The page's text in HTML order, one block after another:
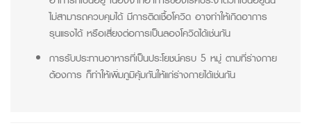
ไม่สามารถควบคุมได้ มีการติดเชื้อโควิด อาจทำให้เกิดอาการ
รุนแรงได้ หรือเสี่ยงต่อการเป็นลองโควิดได้เช่นกัน
การรับประทานอาหารที่เป็นประโยชน์ครบ 5 หมู่ ตามที่ร่างกาย
ต้องการ ก็ทำให้เพิ่มภูมิคุ้มกันให้แก่ร่างกายได้เช่นกัน